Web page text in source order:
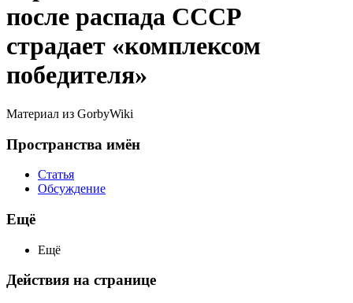
после распада СССР
страдает «комплексом
победителя»
Материал из GorbyWiki
Пространства имён
Статья
Обсуждение
Ещё
Ещё
Действия на странице